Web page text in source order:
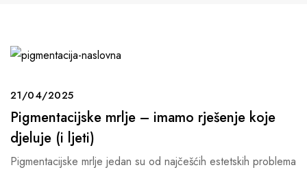
21/04/2025
Pigmentacijske mrlje – imamo rješenje koje
djeluje (i ljeti)
Pigmentacijske mrlje jedan su od najčešćih estetskih problema